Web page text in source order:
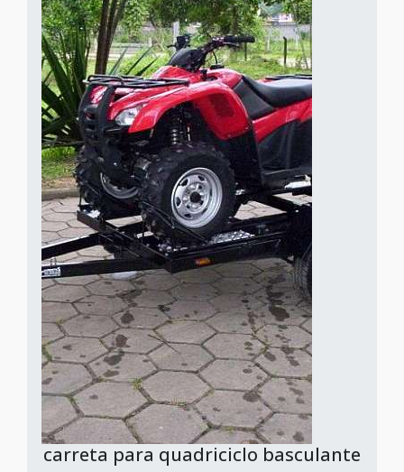
carreta para quadriciclo basculante